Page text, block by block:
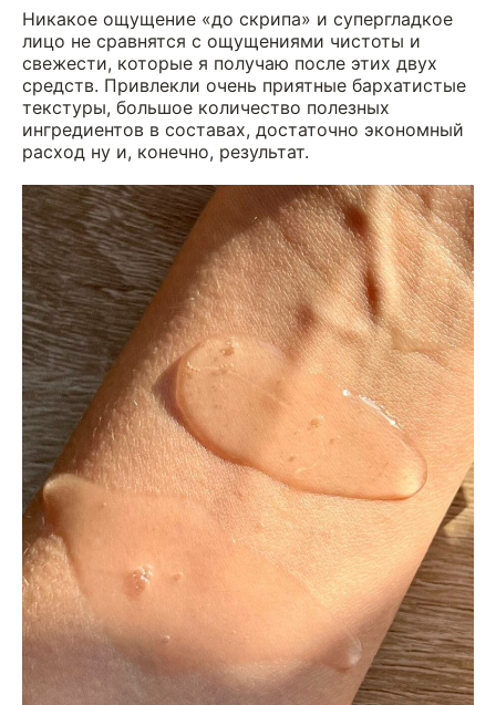
Никакое ощущение «до скрипа» и супергладкое
лицо не сравнятся с ощущениями чистоты и
свежести, которые я получаю после этих двух
средств. Привлекли очень приятные бархатистые
текстуры, большое количество полезных
ингредиентов в составах, достаточно экономный
расход ну и, конечно, результат.